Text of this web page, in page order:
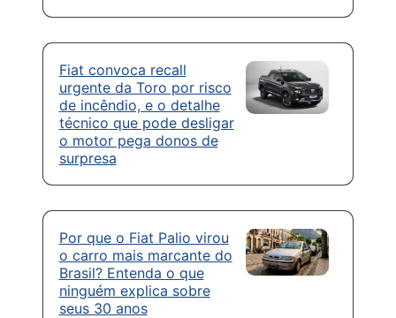
Fiat convoca recall
urgente da Toro por risco
de incêndio, e o detalhe
técnico que pode desligar
o motor pega donos de
surpresa
Por que o Fiat Palio virou
o carro mais marcante do
Brasil? Entenda o que
ninguém explica sobre
seus 30 anos